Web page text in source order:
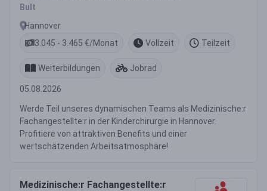
Bult
Hannover
3.045 - 3.465 €/Monat
Vollzeit Teilzeit
Weiterbildungen Jobrad
05.08.2026
Werde Teil unseres dynamischen Teams als Medizinische:r
Fachangestellte:r in der Kinderchirurgie in Hannover.
Profitiere von attraktiven Benefits und einer
wertschätzenden Arbeitsatmosphäre!
Medizinische:r Fachangestellte:r